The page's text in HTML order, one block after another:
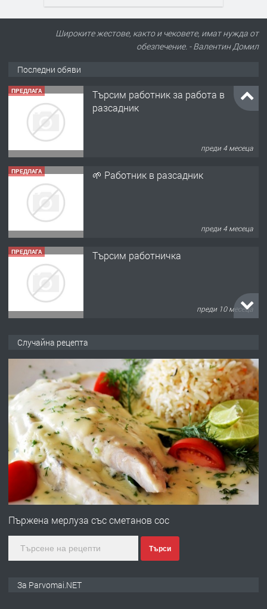
Широките жестове, както и чековете, имат нужда от
обезпечение. - Валентин Домил
Последни обяви
ПРЕДЛАГА
Търсим работник за работа в
разсадник
преди 4 месеца
ПРЕДЛАГА 🌱 Работник в разсадник
преди 4 месеца
ПРЕДЛАГА Търсим работничка
преди 10 месеца
преди 1 година
ПРЕДЛАГА Работа за общи работници
преди 1 година
ПРЕДЛАГА
Първи поход "По стъпките на Ангел
Случайна рецепта
Пържена мерлуза със сметанов сос
Търси
За Parvomai.NET